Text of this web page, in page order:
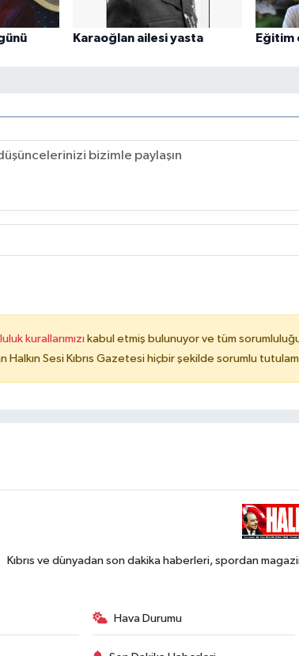
Karaoğlan ailesi yasta Eğitim
kurallarımızı kabul etmiş bulunuyor ve tüm
Halkın Sesi Kıbrıs Gazetesi hiçbir şekilde sorumlu
Kıbrıs ve dünyadan son dakika haberleri, spordan
Hava Durumu